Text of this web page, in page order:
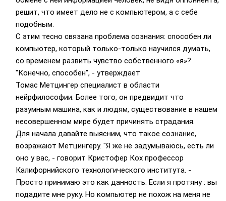
решит, что имеет дело не с компьютером, а с себе
подобным.
С этим тесно связана проблема сознания: способен ли
компьютер, который только-только научился думать,
со временем развить чувство собственного «я»?
"Конечно, способен", - утверждает
Томас Метцингер специалист в области
нейрфилософии. Более того, он предвидит что
разумным машина, как и людям, существование в нашем
несовершенном мире будет причинять страдания.
Для начала давайте выясним, что такое сознание,
возражают Метцингеру. "Я же не задумываюсь, есть ли
оно у вас, - говорит Кристофер Кох профессор
Калифорнийского технологического института. -
Просто принимаю это как данность. Если я протяну : вы
подадите мне руку. Но компьютер не похож на меня не